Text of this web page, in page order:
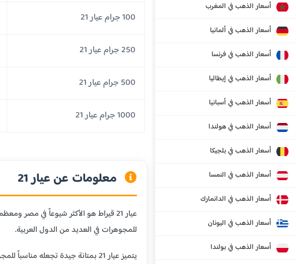
أسعار الذهب في المغرب
أسعار الذهب في ألمانيا
أسعار الذهب في فرنسا
أسعار الذهب في إيطاليا
أسعار الذهب في أسبانيا
أسعار الذهب في هولندا
أسعار الذهب في بلجيكا
أسعار الذهب في النمسا
أسعار الذهب في الدانمارك
أسعار الذهب في اليونان
أسعار الذهب في بولندا
100 جرام عيار 21
250 جرام عيار 21
500 جرام عيار 21
1000 جرام عيار 21
معلومات عن عيار 21
للمجوهرات في العديد من الدول العربية.
يتميز عيار 21 بمتانة جيدة تجعله مناسباً للمجوهرات اليومية مثل الخواتم والأساور والسلاسل، مع الحفاظ على قيمة الذهب العالية.